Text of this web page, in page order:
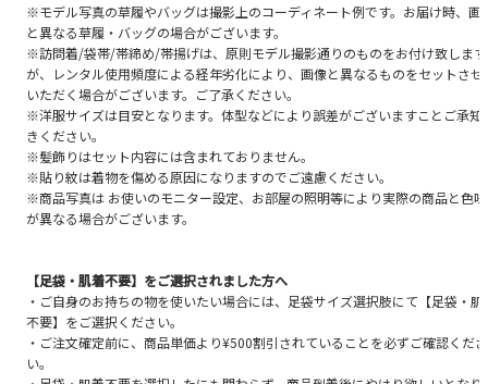
※モデル写真の草履やバッグは撮影上のコーディネート例です。お届け時、画
と異なる草履・バッグの場合がございます。
※訪問着/袋帯/帯締め/帯揚げは、原則モデル撮影通りのものをお付け致します
が、レンタル使用頻度による経年劣化により、画像と異なるものをセットさせ
いただく場合がございます。ご了承ください。
※洋服サイズは目安となります。体型などにより誤差がございますことご承知
きください。
※髪飾りはセット内容には含まれておりません。
※貼り紋は着物を傷める原因になりますのでご遠慮ください。
※商品写真は お使いのモニター設定、お部屋の照明等により実際の商品と色味
が異なる場合がございます。
【足袋・肌着不要】をご選択されました方へ
・ご自身のお持ちの物を使いたい場合には、足袋サイズ選択肢にて【足袋・肌
不要】をご選択ください。
・ご注文確定前に、商品単価より¥500割引されていることを必ずご確認くださ
い。